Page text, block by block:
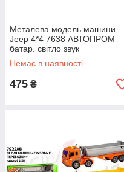
Металева модель машини
Jeep 4*4 7638 АВТОПРОМ
батар. світло звук
відкриваються двері в кор.
Немає в наявності
475 ₴